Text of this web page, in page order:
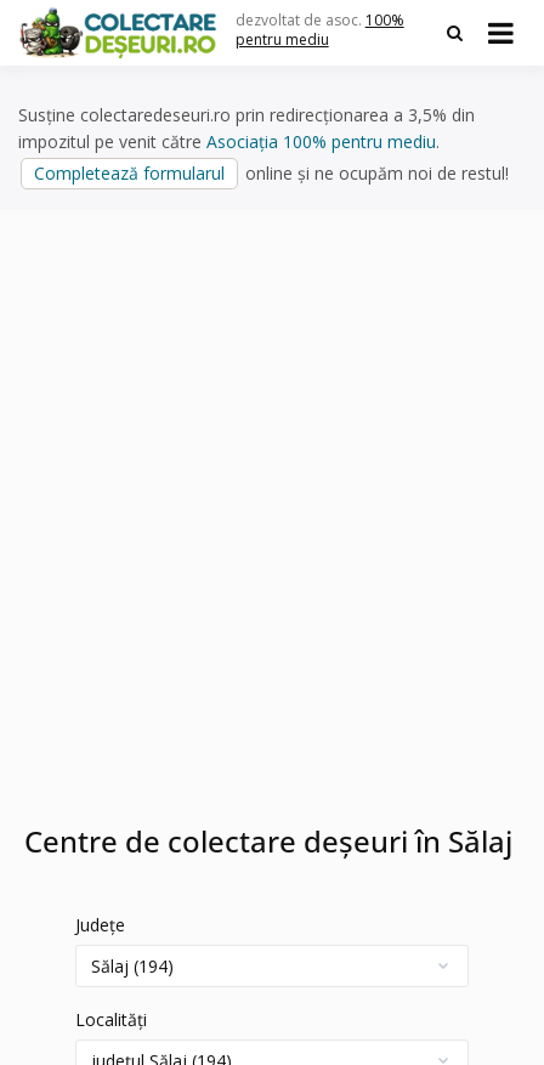
content
dezvoltat de asoc. 100%
pentru mediu
Susține colectaredeseuri.ro prin redirecționarea a 3,5% din
impozitul pe venit către Asociația 100% pentru mediu.
Completează formularul
online și ne ocupăm noi de restul!
Centre de colectare deșeuri în Sălaj
Județe
Localități